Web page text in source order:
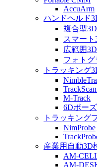
AccuArm
ハンドヘルド
複合型
スマー
広範囲
フォトグ
トラッキング
M-Track
6Dポー
トラッキング
NimProbe
産業用自動3D
AM-
AM-